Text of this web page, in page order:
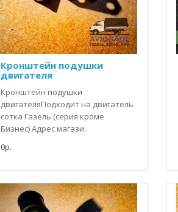
Кронштейн подушки
двигателя
Кронштейн подушки
двигателяПодходит на двигатель
сотка Газель (серия кроме
Бизнес) Адрес магази..
0р.